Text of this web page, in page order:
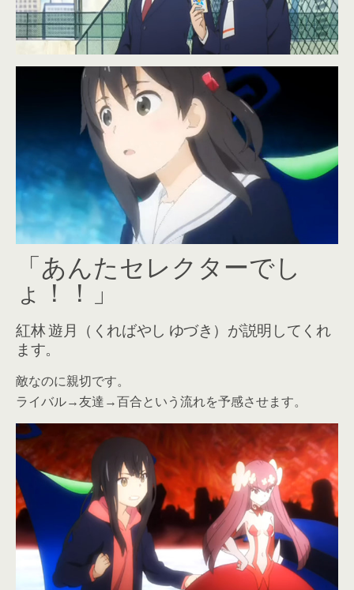
「あんたセレクターでし
ょ！！」
紅林 遊月（くればやし ゆづき）が説明してくれ
ます。
敵なのに親切です。
ライバル→友達→百合という流れを予感させます。